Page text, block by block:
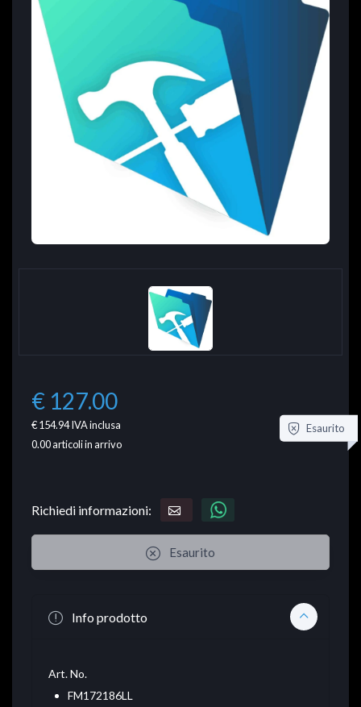
€ 127.00
€ 154.94IVA inclusa
0.00articoli in arrivo
Esaurito
Richiedi informazioni:
Esaurito
Info prodotto
Art. No.
FM172186LL